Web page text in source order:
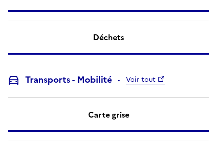
Déchets
Transports - Mobilité Voir tout
Carte grise